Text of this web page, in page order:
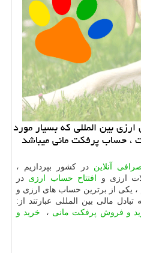
بین المللی كه بسیار مورد
، حساب پرفكت مانی میباشد
آنلاین در کشور بپردازیم ،
ارزی و افتتاح حساب ارزی در
یکی از برترین حساب های ارزی و
مالی بین المللی عبارتند از:
و فروش پرفکت مانی ،
خرید و